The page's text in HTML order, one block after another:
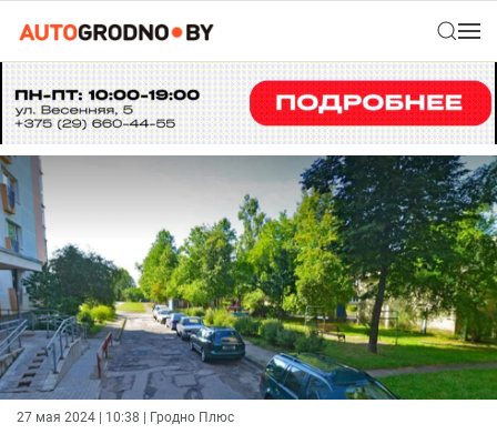
27 мая 2024 | 10:38 | Гродно Плюс